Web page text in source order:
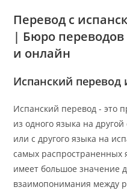
Перевод с
| Бюро
и онлайн
Испанский перевод
Испанский перевод - это
из одного языка на
или с другого языка на
самых распространенных
имеет большое значение
взаимопонимания между